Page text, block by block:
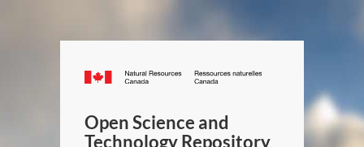
Canada.ca
/
Open Science and
Technology Repository